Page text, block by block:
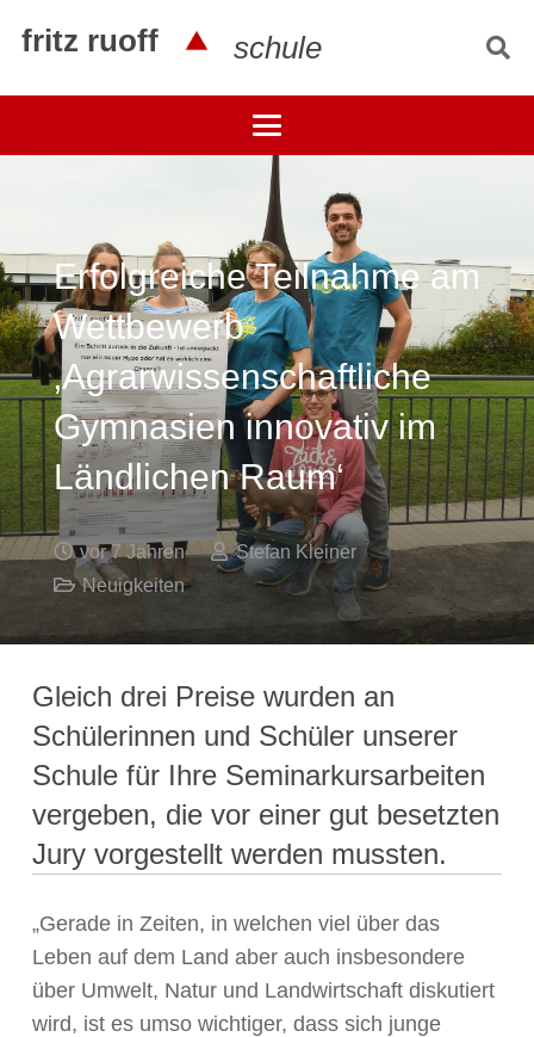
fritz ruoff schule
Erfolgreiche Teilnahme am
Wettbewerb
‚Agrarwissenschaftliche
Gymnasien innovativ im
Ländlichen Raum‘
vor 7 Jahren
Stefan Kleiner
Neuigkeiten
Gleich drei Preise wurden an
Schülerinnen und Schüler unserer
Schule für Ihre Seminarkursarbeiten
vergeben, die vor einer gut besetzten
Jury vorgestellt werden mussten.
„Gerade in Zeiten, in welchen viel über das
Leben auf dem Land aber auch insbesondere
über Umwelt, Natur und Landwirtschaft diskutiert
wird, ist es umso wichtiger, dass sich junge